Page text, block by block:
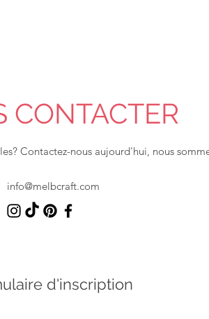
CONTACTER
Contactez-nous aujourd'hui, nous
info@melbcraft.com
d'inscription